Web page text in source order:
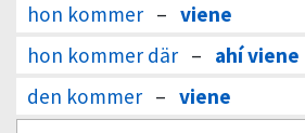
hon kommer – viene
hon kommer där – ahí viene
den kommer – viene